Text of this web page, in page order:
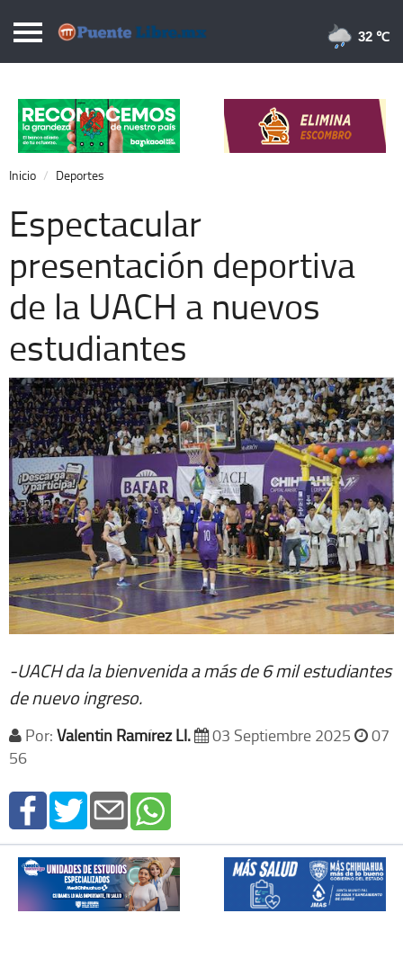
Puentelibre.mx
Local
Nacional
Opinión
Cronos
Economía
Espectáculos
Extra +
32 ℃
Inicio Deportes
Espectacular
presentación deportiva
de la UACH a nuevos
estudiantes
-UACH da la bienvenida a más de 6 mil estudiantes
de nuevo ingreso.
Por: Valentin Ramírez Ll. 03 Septiembre 2025
07
56